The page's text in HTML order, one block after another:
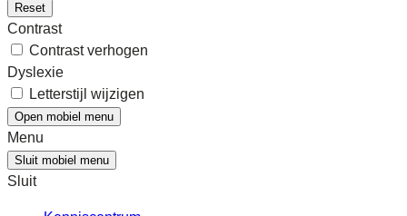
Reset
Contrast
Contrast verhogen
Dyslexie
Letterstijl wijzigen
Open mobiel menu
Menu
Sluit mobiel menu
Sluit